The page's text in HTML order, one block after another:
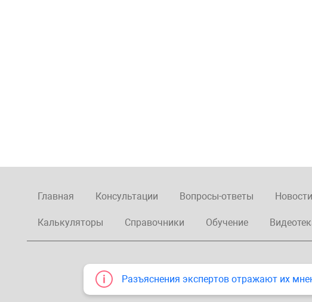
Главная Консультации Вопросы-ответы Новости
Калькуляторы Справочники Обучение
Разъяснения экспертов отражают их